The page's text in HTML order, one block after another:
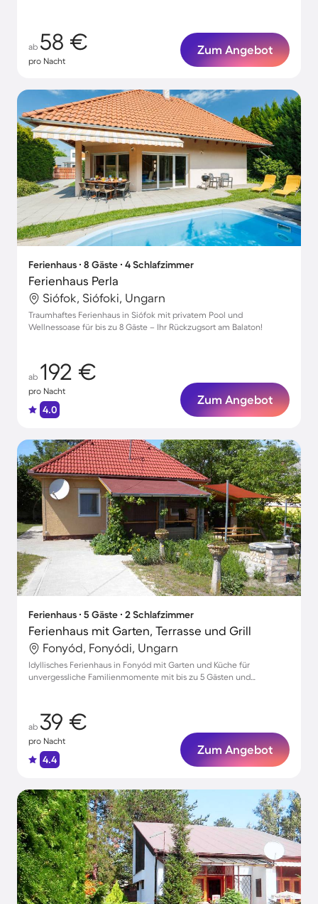
ab 58 €
pro Nacht
Zum Angebot
Ferienhaus ∙ 8 Gäste ∙ 4 Schlafzimmer
Ferienhaus Perla
Siófok, Siófoki, Ungarn
Traumhaftes Ferienhaus in Siófok mit privatem Pool und
Wellnessoase für bis zu 8 Gäste – Ihr Rückzugsort am Balaton!
ab 192 €
pro Nacht
4.0
Zum Angebot
Ferienhaus ∙ 5 Gäste ∙ 2 Schlafzimmer
Ferienhaus mit Garten, Terrasse und Grill
Fonyód, Fonyódi, Ungarn
Idyllisches Ferienhaus in Fonyód mit Garten und Küche für
unvergessliche Familienmomente mit bis zu 5 Gästen und
ab 39 €
pro Nacht
4.4
Zum Angebot